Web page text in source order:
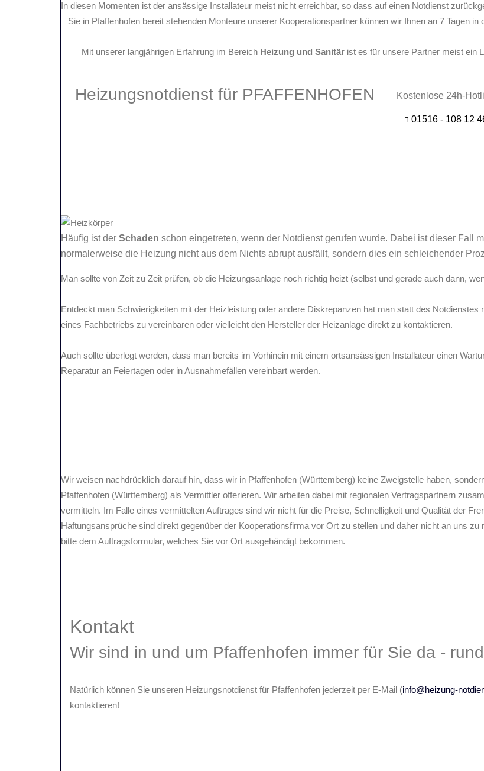
In diesen Momenten ist der ansässige Installateur meist nicht erreichbar, so dass auf einen Notdienst
Sie in Pfaffenhofen bereit stehenden Monteure unserer Kooperationspartner können wir Ihnen an 7 Tagen
Mit unserer langjährigen Erfahrung im Bereich Heizung und Sanitär ist es für unsere Partner meist ein
Heizungsnotdienst für PFAFFENHOFEN Kostenlose 24h-
01516 - 108 12
Häufig ist der Schaden schon eingetreten, wenn der Notdienst gerufen wurde. Dabei ist dieser Fall
normalerweise die Heizung nicht aus dem Nichts abrupt ausfällt, sondern dies ein schleichender
Man sollte von Zeit zu Zeit prüfen, ob die Heizungsanlage noch richtig heizt (selbst und gerade auch dann,
Entdeckt man Schwierigkeiten mit der Heizleistung oder andere Diskrepanzen hat man statt des Notdienstes
eines Fachbetriebs zu vereinbaren oder vielleicht den Hersteller der Heizanlage direkt zu kontaktieren.
Auch sollte überlegt werden, dass man bereits im Vorhinein mit einem ortsansässigen Installateur einen
Reparatur an Feiertagen oder in Ausnahmefällen vereinbart werden.
Wir weisen nachdrücklich darauf hin, dass wir in Pfaffenhofen (Württemberg) keine Zweigstelle haben,
Pfaffenhofen (Württemberg) als Vermittler offerieren. Wir arbeiten dabei mit regionalen Vertragspartnern
vermitteln. Im Falle eines vermittelten Auftrages sind wir nicht für die Preise, Schnelligkeit und Qualität der
Haftungsansprüche sind direkt gegenüber der Kooperationsfirma vor Ort zu stellen und daher nicht an uns
bitte dem Auftragsformular, welches Sie vor Ort ausgehändigt bekommen.
Kontakt
Wir sind in und um Pfaffenhofen immer für Sie da -
Natürlich können Sie unseren Heizungsnotdienst für Pfaffenhofen jederzeit per E-Mail (info@heizung-
kontaktieren!